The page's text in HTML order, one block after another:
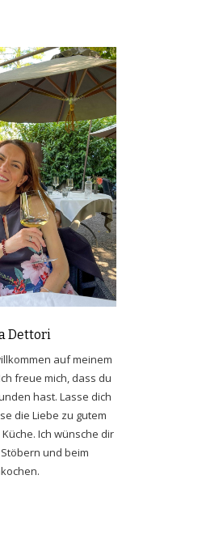
Dettori
auf meinem
freue mich, dass du
hast. Lasse dich
die Liebe zu gutem
Ich wünsche dir
und beim